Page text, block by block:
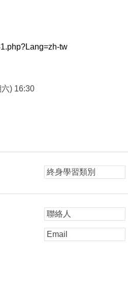
tw
) 16:30
終身學習類別
聯絡人
Email